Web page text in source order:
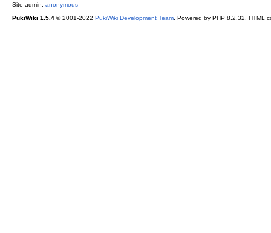
Site admin: anonymous
PukiWiki 1.5.4© 2001-2022 PukiWiki Development Team. Powered by PHP 8.2.32. HTML